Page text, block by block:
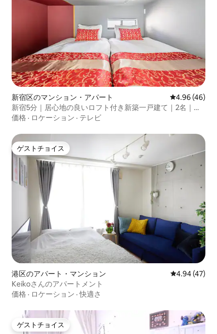
新宿区のマンション・アパート レビュー46
4.96 (46)
新宿5分｜居心地の良いロフト付き新築一戸建て｜2名｜高
速フリーYRB
価格 · ロケーション · テレビ
ゲストチョイス
ゲストチョイス
港区のアパート・マンション レビュー47
4.94 (47)
Keikoさんのアパートメント
価格 · ロケーション ·快適さ
ゲストチョイス
ゲストチョイス